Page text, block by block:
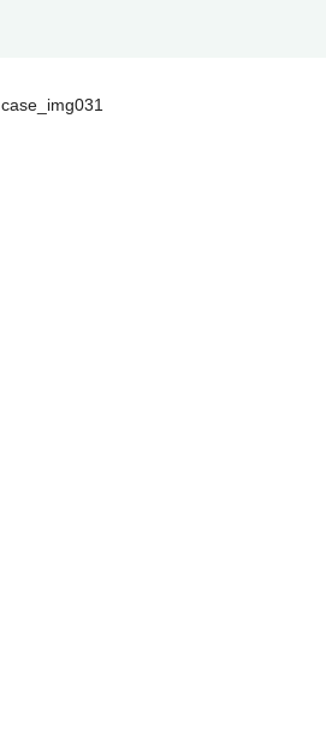
case_img031